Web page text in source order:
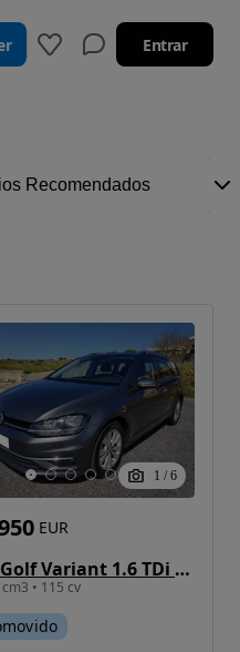
Entrar
1 / 6
VW Golf Variant 1.6 TDi Confortline
• 115 cv
EUR